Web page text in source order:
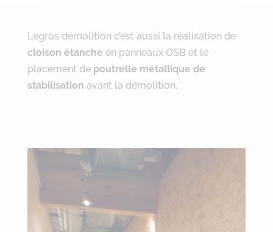
Legros démolition c’est aussi la réalisation de
cloison étanche en panneaux OSB et le
placement de poutrelle métallique de
stabilisation avant la démolition.